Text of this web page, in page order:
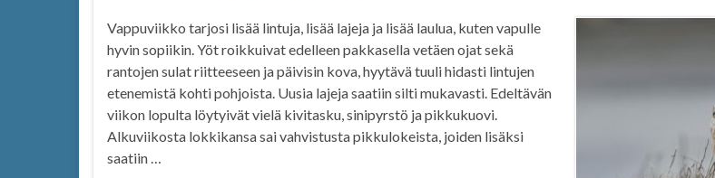
Vappuviikko tarjosi lisää lintuja, lisää lajeja ja lisää laulua, kuten vapulle
hyvin sopiikin. Yöt roikkuivat edelleen pakkasella vetäen ojat sekä
rantojen sulat riitteeseen ja päivisin kova, hyytävä tuuli hidasti lintujen
etenemistä kohti pohjoista. Uusia lajeja saatiin silti mukavasti. Edeltävän
viikon lopulta löytyivät vielä kivitasku, sinipyrstö ja pikkukuovi.
Alkuviikosta lokkikansa sai vahvistusta pikkulokeista, joiden lisäksi
saatiin …